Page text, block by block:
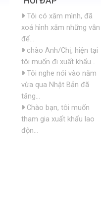
Tôi có xăm mình, đã
xoá hình xăm những vẫn
để...
chào Anh/Chị, hiện tại
tôi muốn đi xuất khẩu...
Tôi nghe nói vào năm
vừa qua Nhật Bản đã
tăng...
Chào bạn, tôi muốn
tham gia xuất khẩu lao
độn...